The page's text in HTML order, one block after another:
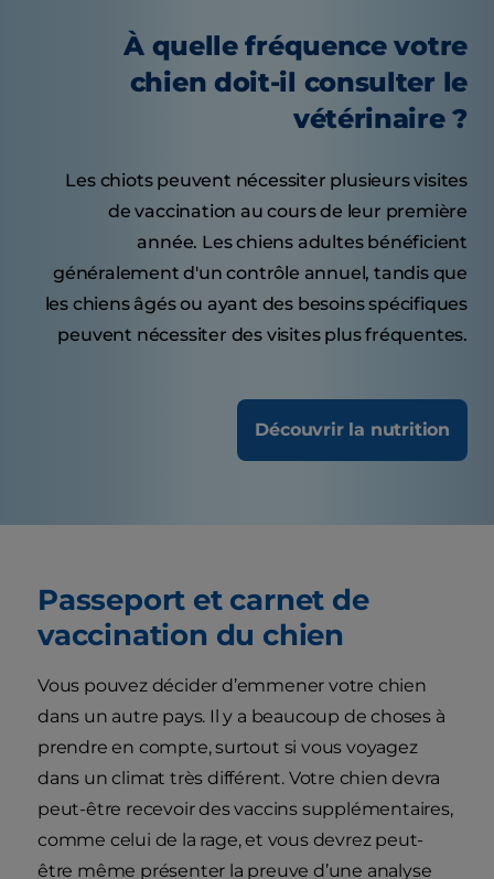
À quelle fréquence votre
chien doit-il consulter le
vétérinaire ?
Les chiots peuvent nécessiter plusieurs visites
de vaccination au cours de leur première
année. Les chiens adultes bénéficient
généralement d'un contrôle annuel, tandis que
les chiens âgés ou ayant des besoins spécifiques
peuvent nécessiter des visites plus fréquentes.
Découvrir la nutrition
Passeport et carnet de
vaccination du chien
Vous pouvez décider d’emmener votre chien
dans un autre pays. Il y a beaucoup de choses à
prendre en compte, surtout si vous voyagez
dans un climat très différent. Votre chien devra
peut-être recevoir des vaccins supplémentaires,
comme celui de la rage, et vous devrez peut-
être même présenter la preuve d’une analyse